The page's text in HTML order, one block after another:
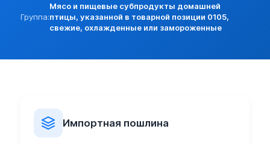
В соответствии с приказом Минсельхоза РФ от 26.08.11г.
Правила осуществления госуд. ветеринарного надзора в
Группа:
Мясо и пищевые субпродукты домашней
птицы, указанной в товарной позиции 0105,
свежие, охлажденные или замороженные
Импортная пошлина